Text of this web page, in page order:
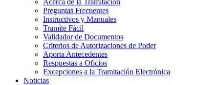
Preguntas Frecuentes
Instructivos y Manuales
Tramite Fácil
Validador de Documentos
Criterios de Autorizaciones de Poder
Aporta Antecedentes
Respuestas a Oficios
Excepciones a la Tramitación Electrónica
Noticias